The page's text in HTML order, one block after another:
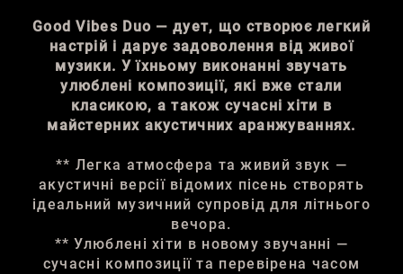
Good Vibes Duo — дует, що створює легкий
настрій і дарує задоволення від живої
музики. У їхньому виконанні звучать
улюблені композиції, які вже стали
класикою, а також сучасні хіти в
майстерних акустичних аранжуваннях.
** Легка атмосфера та живий звук —
акустичні версії відомих пісень створять
ідеальний музичний супровід для літнього
вечора.
** Улюблені хіти в новому звучанні —
сучасні композиції та перевірена часом